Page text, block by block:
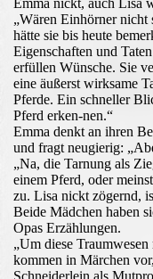
Emma nickt, auch Lisa
„Wären Einhörner nicht
hätte sie bis heute
Eigenschaften und
erfüllen Wünsche. Sie
eine äußerst wirksame
Pferde. Ein schneller
Pferd erken-nen.“
Emma denkt an ihren
und fragt neugierig:
„Na, die Tarnung als
einem Pferd, oder
zu. Lisa nickt zögernd,
Beide Mädchen haben
Opas Erzählungen.
„Um diese
kommen in Märchen